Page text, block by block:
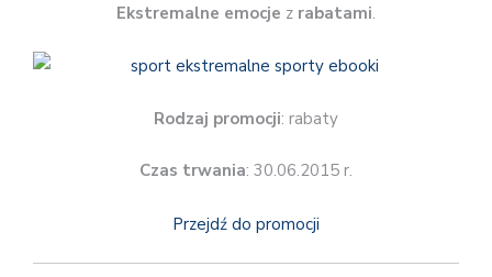
Ekstremalne emocje z rabatami.
Rodzaj promocji: rabaty
Czas trwania: 30.06.2015 r.
Przejdź do promocji